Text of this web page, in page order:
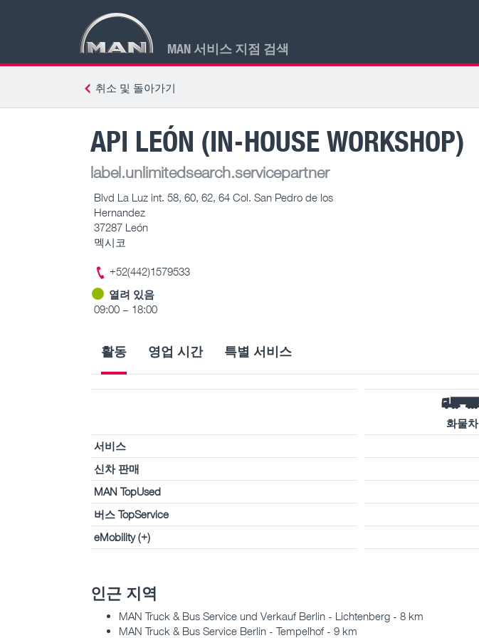
MAN 서비스 지점 검색
취소 및 돌아가기
API LEÓN (IN-HOUSE WORKSHOP)
label.unlimitedsearch.servicepartner
Blvd La Luz int. 58, 60, 62, 64 Col. San Pedro de los
Hernandez
37287 León
멕시코
+52(442)1579533
열려 있음
09:00 – 18:00
활동 영업 시간 특별 서비스
화물차
서비스
신차 판매
MAN TopUsed
버스 TopService
eMobility (+)
인근 지역
MAN Truck & Bus Service und Verkauf Berlin - Lichtenberg - 8 km
MAN Truck & Bus Service Berlin - Tempelhof - 9 km